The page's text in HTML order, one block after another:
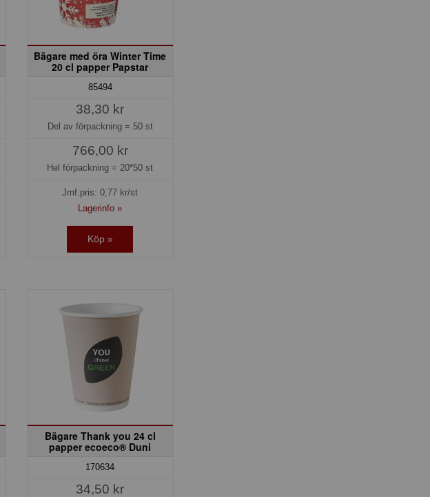
Bägare med öra Winter Time
20 cl papper Papstar
85494
38,30 kr
Del av förpackning = 50 st
766,00 kr
Hel förpackning = 20*50 st
Jmf.pris:0,77 kr/st
Lagerinfo »
Köp »
Bägare Thank you 24 cl
papper ecoeco® Duni
170634
34,50 kr